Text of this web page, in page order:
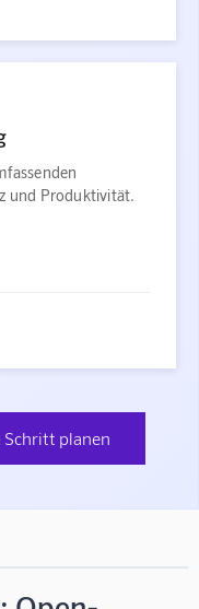
und Produktivität.
Schritt planen